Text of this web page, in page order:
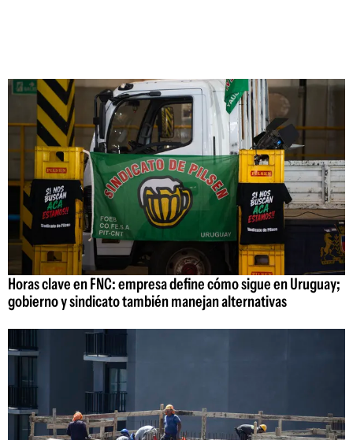
Horas clave en FNC: empresa define cómo sigue en Uruguay;
gobierno y sindicato también manejan alternativas